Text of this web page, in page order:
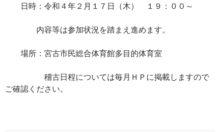
日時：令和４年２月１７日（木） １９：００～
内容等は参加状況を踏まえ進めます。
場所：宮古市民総合体育館多目的体育室
稽古日程については毎月ＨＰに掲載しますので
ご確認ください。